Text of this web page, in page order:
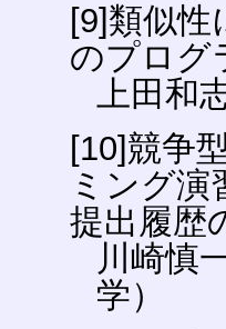
[9]類似
のプログ
上田和
[10]競争
ミング演
提出履歴
川崎慎
学）